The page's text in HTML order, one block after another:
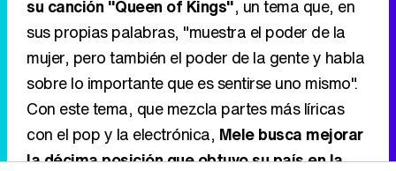
con el pop y la electrónica,Mele busca mejorar
la décima posición que obtuvo su país en la
pasada edición, en la que estuvo representado
por el dúo musical Subwoolfer, que interpretó el
tema "Give That Wolf A Banana".
10Croacia: Let 3 - "Mama SC!"